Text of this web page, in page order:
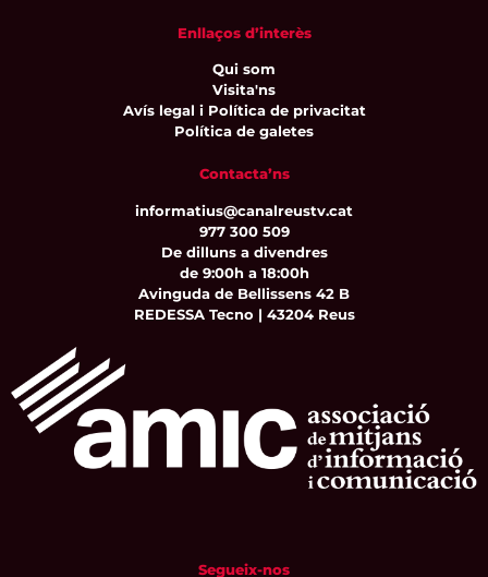
Enllaços d’interès
Qui som
Visita'ns
Avís legal i Política de privacitat
Política de galetes
Contacta’ns
informatius@canalreustv.cat
977 300 509
De dilluns a divendres
de 9:00h a 18:00h
Avinguda de Bellissens 42 B
REDESSA Tecno | 43204 Reus
Segueix-nos